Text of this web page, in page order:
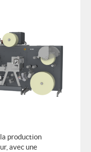
production
avec une